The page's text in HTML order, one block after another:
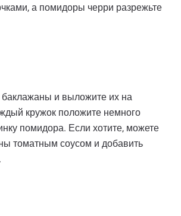
а помидоры черри разрежьте
и выложите их на
кружок положите немного
помидора. Если хотите, можете
томатным соусом и добавить